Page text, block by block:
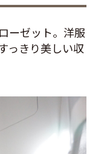
ーゼット。洋服
っきり美しい収